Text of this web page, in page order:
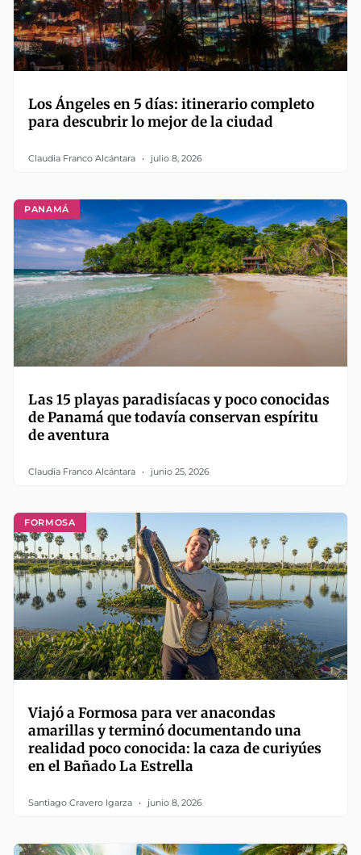
Los Ángeles en 5 días: itinerario completo
para descubrir lo mejor de la ciudad
Claudia Franco Alcántara julio 8, 2026
PANAMÁ
Las 15 playas paradisíacas y poco conocidas
de Panamá que todavía conservan espíritu
de aventura
Claudia Franco Alcántara junio 25, 2026
FORMOSA
Viajó a Formosa para ver anacondas
amarillas y terminó documentando una
realidad poco conocida: la caza de curiyúes
en el Bañado La Estrella
Santiago Cravero Igarza junio 8, 2026